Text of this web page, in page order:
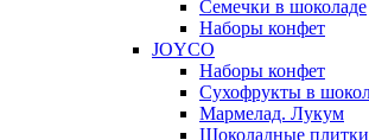
Семечки в шоколаде
Наборы конфет
JOYCO
Наборы конфет
Сухофрукты в
Мармелад. Лукум
Шоколадные плитки